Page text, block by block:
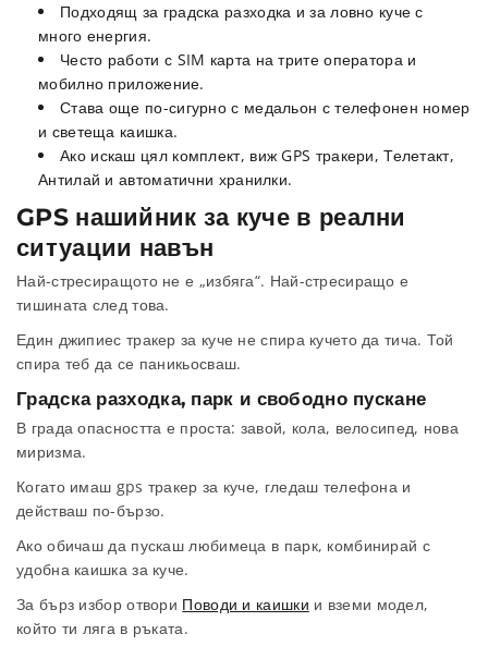
Подходящ за градска разходка и за ловно куче с
много енергия.
Често работи с SIM карта на трите оператора и
мобилно приложение.
Става още по-сигурно с медальон с телефонен номер
и светеща каишка.
Ако искаш цял комплект, виж GPS тракери, Телетакт,
Антилай и автоматични хранилки.
GPS нашийник за куче в реални
ситуации навън
Най-стресиращото не е „избяга“. Най-стресиращо е
тишината след това.
Един джипиес тракер за куче не спира кучето да тича. Той
спира теб да се паникьосваш.
Градска разходка, парк и свободно пускане
В града опасността е проста: завой, кола, велосипед, нова
миризма.
Когато имаш gps тракер за куче, гледаш телефона и
действаш по-бързо.
Ако обичаш да пускаш любимеца в парк, комбинирай с
удобна каишка за куче.
За бърз избор отвори Поводи и каишки и вземи модел,
който ти ляга в ръката.